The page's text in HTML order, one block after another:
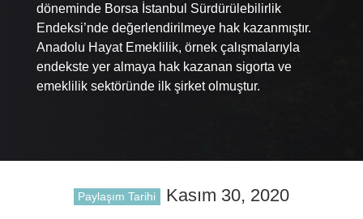
döneminde Borsa İstanbul Sürdürülebilirlik
Endeksi’nde değerlendirilmeye hak kazanmıştır.
Anadolu Hayat Emeklilik, örnek çalışmalarıyla
endekste yer almaya hak kazanan sigorta ve
emeklilik sektöründe ilk şirket olmuştur.
Paylaşım Tarihi Kasım 30, 2020